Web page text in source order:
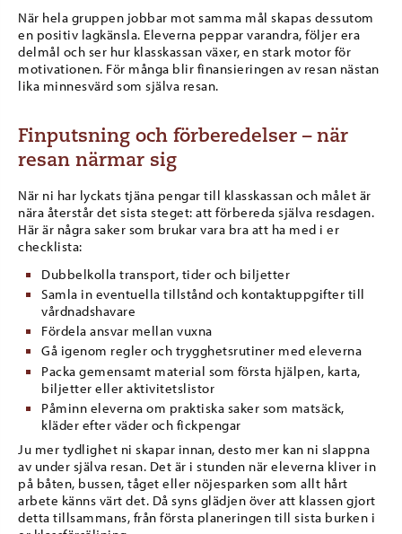
När hela gruppen jobbar mot samma mål skapas dessutom
en positiv lagkänsla. Eleverna peppar varandra, följer era
delmål och ser hur klasskassan växer, en stark motor för
motivationen. För många blir finansieringen av resan nästan
lika minnesvärd som själva resan.
Finputsning och förberedelser – när
resan närmar sig
När ni har lyckats tjäna pengar till klasskassan och målet är
nära återstår det sista steget: att förbereda själva resdagen.
Här är några saker som brukar vara bra att ha med i er
checklista:
Dubbelkolla transport, tider och biljetter
Samla in eventuella tillstånd och kontaktuppgifter till
vårdnadshavare
Fördela ansvar mellan vuxna
Gå igenom regler och trygghetsrutiner med eleverna
Packa gemensamt material som första hjälpen, karta,
biljetter eller aktivitetslistor
Påminn eleverna om praktiska saker som matsäck,
kläder efter väder och fickpengar
Ju mer tydlighet ni skapar innan, desto mer kan ni slappna
av under själva resan. Det är i stunden när eleverna kliver in
på båten, bussen, tåget eller nöjesparken som allt hårt
arbete känns värt det. Då syns glädjen över att klassen gjort
detta tillsammans, från första planeringen till sista burken i